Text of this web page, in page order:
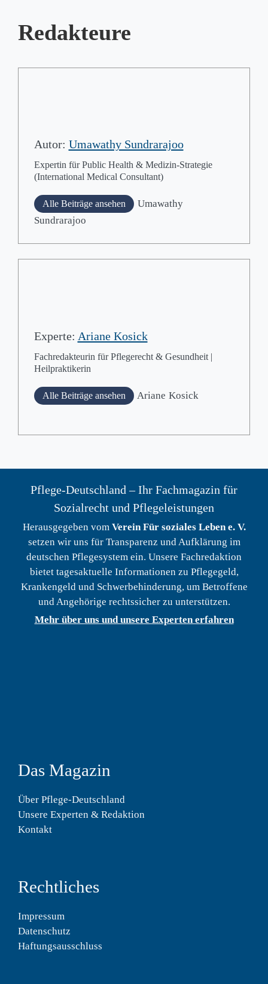
Redakteure
Autor: Umawathy Sundrarajoo
Expertin für Public Health & Medizin-Strategie
(International Medical Consultant)
Alle Beiträge ansehen
Umawathy
Sundrarajoo
Experte: Ariane Kosick
Fachredakteurin für Pflegerecht & Gesundheit |
Heilpraktikerin
Alle Beiträge ansehen Ariane Kosick
Pflege-Deutschland – Ihr Fachmagazin für
Sozialrecht und Pflegeleistungen
Herausgegeben vom Verein Für soziales Leben e. V.
setzen wir uns für Transparenz und Aufklärung im
deutschen Pflegesystem ein. Unsere Fachredaktion
bietet tagesaktuelle Informationen zu Pflegegeld,
Krankengeld und Schwerbehinderung, um Betroffene
und Angehörige rechtssicher zu unterstützen.
Mehr über uns und unsere Experten erfahren
Das Magazin
Über Pflege-Deutschland
Unsere Experten & Redaktion
Kontakt
Rechtliches
Impressum
Datenschutz
Haftungsausschluss